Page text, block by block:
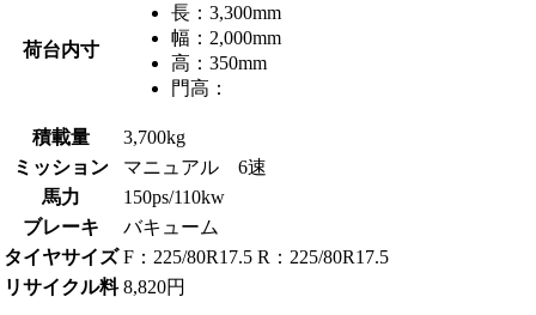
荷台内寸
長： 3,300mm
幅： 2,000mm
高： 350mm
門高：
積載量
3,700kg
ミッション
マニュアル 6速
馬力
150ps/110kw
ブレーキ
バキューム
タイヤサイズ F：225/80R17.5 R：225/80R17.5
リサイクル料 8,820円